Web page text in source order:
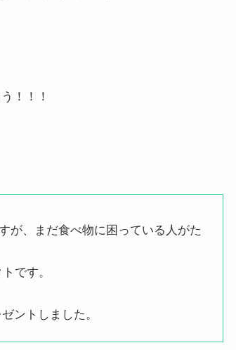
！！！
が、まだ食べ物に困っている人がた
です。
ントしました。